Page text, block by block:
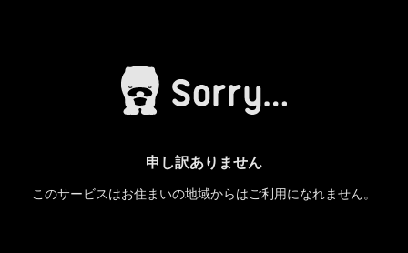
申し訳ありません
このサービスはお住まいの地域からはご利用になれません。